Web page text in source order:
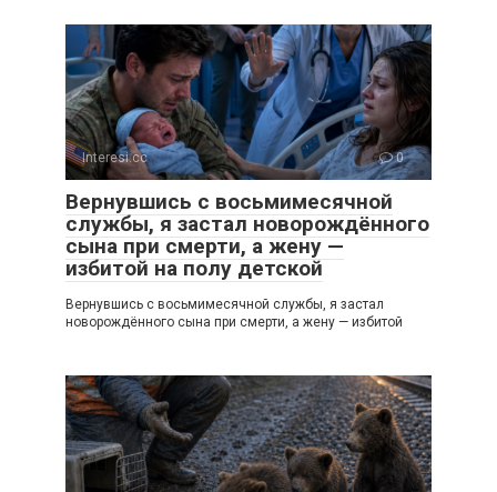
Interesi.cc 0
Вернувшись с восьмимесячной
службы, я застал новорождённого
сына при смерти, а жену —
избитой на полу детской
Вернувшись с восьмимесячной службы, я застал
новорождённого сына при смерти, а жену — избитой